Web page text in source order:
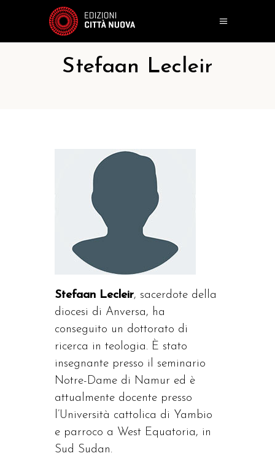
Stefaan Lecleir
Stefaan Lecleir, sacerdote della
diocesi di Anversa, ha
conseguito un dottorato di
ricerca in teologia. È stato
insegnante presso il seminario
Notre-Dame di Namur ed è
attualmente docente presso
l’Università cattolica di Yambio
e parroco a West Equatoria, in
Sud Sudan.